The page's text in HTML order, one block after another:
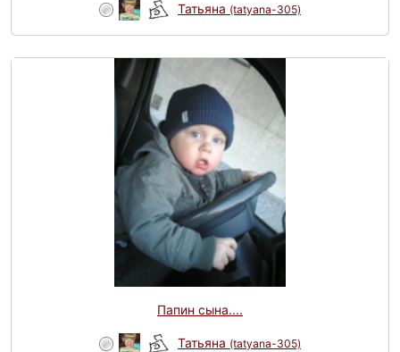
Татьяна (tatyana-305)
Папин сына....
Татьяна (tatyana-305)